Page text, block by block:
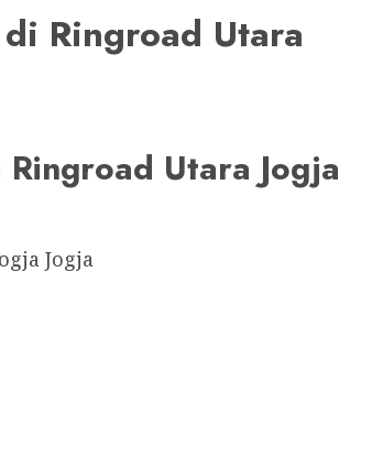
Ringroad Utara
Utara Jogja
Jogja